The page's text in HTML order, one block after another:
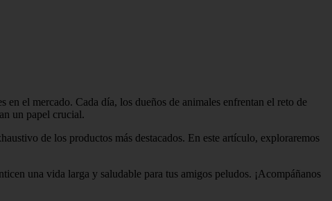
el mercado. Cada día, los dueños de animales enfrentan el reto de
un papel crucial.
de los productos más destacados. En este artículo, exploraremos
una vida larga y saludable para tus amigos peludos. ¡Acompáñanos